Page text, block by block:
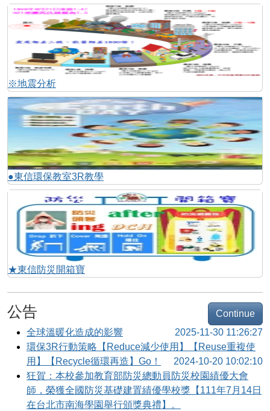
※地震分析
●東信環保教室3R教學
★東信防災開箱寶
公告
Continue
全球溫暖化造成的影響
2025-11-30 11:26:27
環保3R行動策略【Reduce減少使用】【Reuse重複使
用】【Recycle循環再造】Go！
2024-10-20 10:02:10
狂賀：本校參加教育部防災總動員防災校園績優大會
師，榮獲全國防災基礎建置績優學校獎【111年7月14日
在台北市南海學園舉行頒獎典禮】。